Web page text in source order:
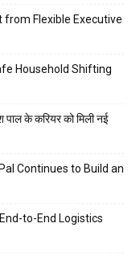
Flexible Executive
Household Shifting
के करियर को मिली नई
Continues to Build an
to-End Logistics